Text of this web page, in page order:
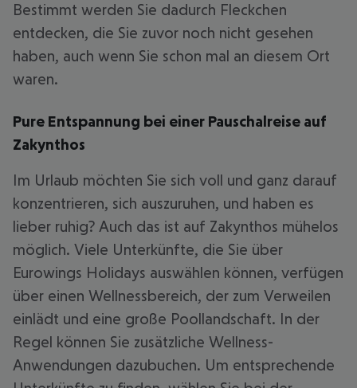
Bestimmt werden Sie dadurch Fleckchen
entdecken, die Sie zuvor noch nicht gesehen
haben, auch wenn Sie schon mal an diesem Ort
waren.
Pure Entspannung bei einer Pauschalreise auf
Zakynthos
Im Urlaub möchten Sie sich voll und ganz darauf
konzentrieren, sich auszuruhen, und haben es
lieber ruhig? Auch das ist auf Zakynthos mühelos
möglich. Viele Unterkünfte, die Sie über
Eurowings Holidays auswählen können, verfügen
über einen Wellnessbereich, der zum Verweilen
einlädt und eine große Poollandschaft. In der
Regel können Sie zusätzliche Wellness-
Anwendungen dazubuchen. Um entsprechende